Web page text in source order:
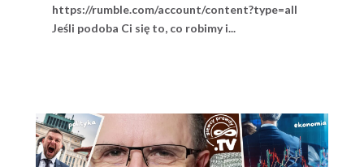
https://rumble.com/account/content?type=all
Jeśli podoba Ci się to, co robimy i...